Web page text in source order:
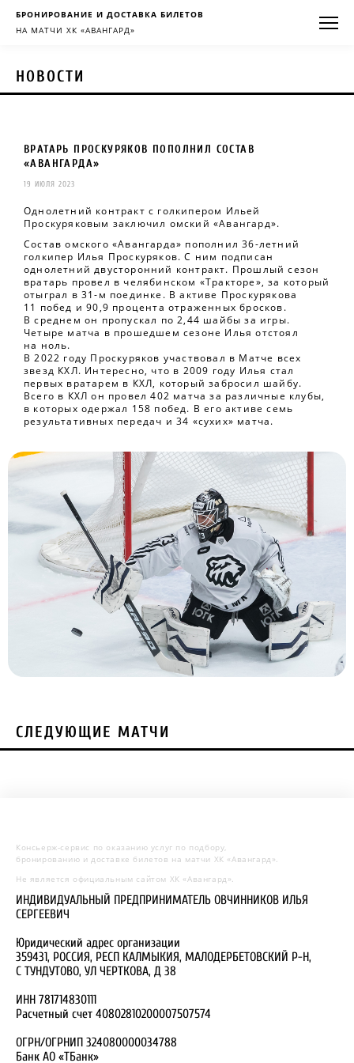
БРОНИРОВАНИЕ И ДОСТАВКА БИЛЕТОВ
НА МАТЧИ ХК «АВАНГАРД»
НОВОСТИ
ВРАТАРЬ ПРОСКУРЯКОВ ПОПОЛНИЛ СОСТАВ
«АВАНГАРДА»
19 ИЮЛЯ 2023
Однолетний контракт с голкипером Ильей
Проскуряковым заключил омский «Авангард».
Состав омского «Авангарда» пополнил 36-летний
голкипер Илья Проскуряков. С ним подписан
однолетний двусторонний контракт. Прошлый сезон
вратарь провел в челябинском «Тракторе», за который
отыграл в 31-м поединке. В активе Проскурякова
11 побед и 90,9 процента отраженных бросков.
В среднем он пропускал по 2,44 шайбы за игры.
Четыре матча в прошедшем сезоне Илья отстоял
на ноль.
В 2022 году Проскуряков участвовал в Матче всех
звезд КХЛ. Интересно, что в 2009 году Илья стал
первых вратарем в КХЛ, который забросил шайбу.
Всего в КХЛ он провел 402 матча за различные клубы,
в которых одержал 158 побед. В его активе семь
результативных передач и 34 «сухих» матча.
СЛЕДУЮЩИЕ МАТЧИ
Консьерж-сервис по оказанию услуг по подбору,
бронированию и доставке билетов на матчи ХК «Авангард».
Не является официальным сайтом ХК «Авангард».
ИНДИВИДУАЛЬНЫЙ ПРЕДПРИНИМАТЕЛЬ ОВЧИННИКОВ ИЛЬЯ
СЕРГЕЕВИЧ
Юридический адрес организации
359431, РОССИЯ, РЕСП КАЛМЫКИЯ, МАЛОДЕРБЕТОВСКИЙ Р-Н,
С ТУНДУТОВО, УЛ ЧЕРТКОВА, Д 38
ИНН 781714830111
Расчетный счет 40802810200007507574
ОГРН/ОГРНИП 324080000034788
Банк АО «ТБанк»